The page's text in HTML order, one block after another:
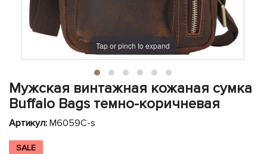
Показать все
Показать все
ЧЕХЛЫ ДЛЯ НОУТБУКОВ
Показать все
Tap or pinch to expand
Мужская винтажная кожаная сумка
Buffalo Bags темно-коричневая
Артикул: M6059C-s
SALE